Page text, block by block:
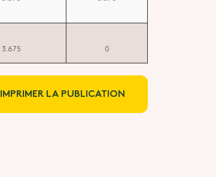
3.675 0
IMPRIMER LA PUBLICATION